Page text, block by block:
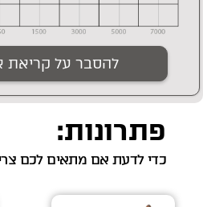
להסבר על קריאת
פתרונות:
כדי לדעת אם מתאים לכם